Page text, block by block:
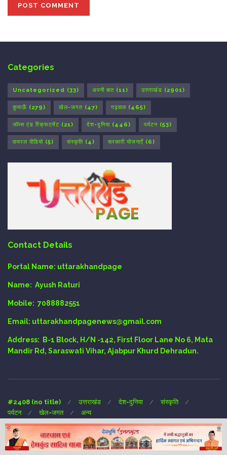
Categories
Uncategorized (33) अपनी बात (11) उत्तराखंड (2901)
कुमाऊँ (279) खेल-जगत (47) गढ़वाल (465)
जॉब्स एंड रिक्रूटमेंट (21) देश-दुनिया (446) पर्यटन (53)
वायरल वीडियो (5) संस्कृति (4) सरकारी योजनाएँ (6)
Contact Details
Portal Name: uttarakhandpage
Name: Ayush Raturi
Mobile: 7088882551
Email: uttarakhandpagenews@gmail.com
Address:
B-1 Block, H/N -142, First Floor Lane No 6, Mata
Mandir Rd, Saraswati Vihar, Ajabpur Khurd Dehradun.
#2408 (no title) उत्तराखंड देश-दुनिया
संस्कृति
पर्यटन
खेल-जगत अन्य
Copyright © 2024 UTTARAKHAND-PAGE